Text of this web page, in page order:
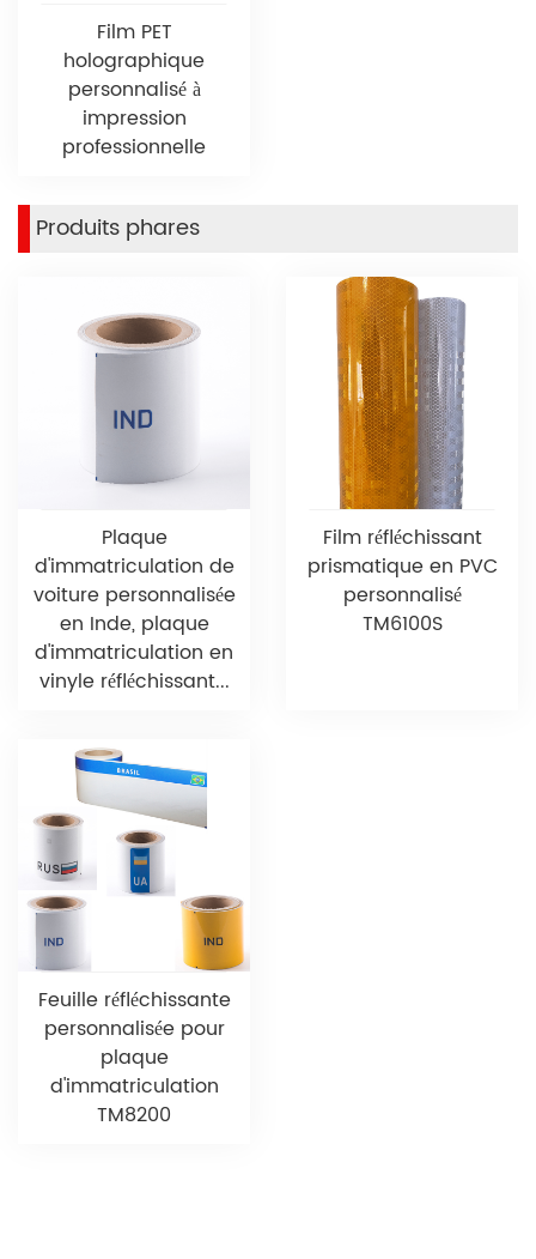
Film PET
holographique
personnalisé à
impression
professionnelle
Produits phares
Plaque
d'immatriculation de
voiture personnalisée
en Inde, plaque
d'immatriculation en
vinyle réfléchissant...
Film réfléchissant
prismatique en PVC
personnalisé
TM6100S
Feuille réfléchissante
personnalisée pour
plaque
d'immatriculation
TM8200